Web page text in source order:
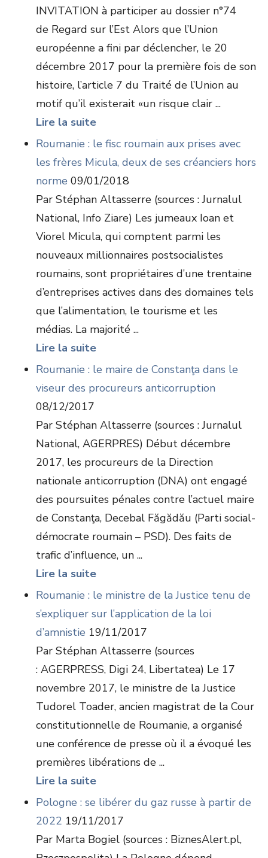
INVITATION à participer au dossier n°74
de Regard sur l’Est Alors que l’Union
européenne a fini par déclencher, le 20
décembre 2017 pour la première fois de son
histoire, l’article 7 du Traité de l’Union au
motif qu’il existerait «un risque clair ...
Lire la suite
Roumanie : le fisc roumain aux prises avec
les frères Micula, deux de ses créanciers hors
norme 09/01/2018
Par Stéphan Altasserre (sources : Jurnalul
National, Info Ziare) Les jumeaux Ioan et
Viorel Micula, qui comptent parmi les
nouveaux millionnaires postsocialistes
roumains, sont propriétaires d’une trentaine
d’entreprises actives dans des domaines tels
que l’alimentation, le tourisme et les
médias. La majorité ...
Lire la suite
Roumanie : le maire de Constanţa dans le
viseur des procureurs anticorruption
08/12/2017
Par Stéphan Altasserre (sources : Jurnalul
National, AGERPRES) Début décembre
2017, les procureurs de la Direction
nationale anticorruption (DNA) ont engagé
des poursuites pénales contre l’actuel maire
de Constanţa, Decebal Făgădău (Parti social-
démocrate roumain – PSD). Des faits de
trafic d’influence, un ...
Lire la suite
Roumanie : le ministre de la Justice tenu de
s’expliquer sur l’application de la loi
d’amnistie 19/11/2017
Par Stéphan Altasserre (sources
: AGERPRESS, Digi 24, Libertatea) Le 17
novembre 2017, le ministre de la Justice
Tudorel Toader, ancien magistrat de la Cour
constitutionnelle de Roumanie, a organisé
une conférence de presse où il a évoqué les
premières libérations de ...
Lire la suite
Pologne : se libérer du gaz russe à partir de
2022 19/11/2017
Par Marta Bogiel (sources : BiznesAlert.pl,